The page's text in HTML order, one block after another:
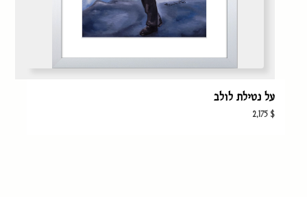
על נטילת לולב
2,175 $